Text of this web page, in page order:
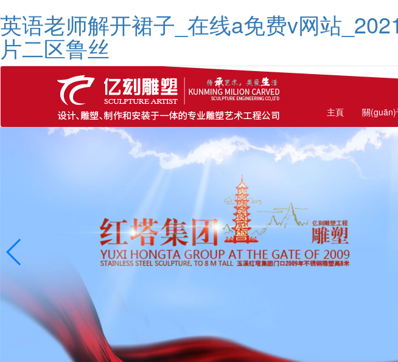
英语老师解开裙子_在线a免费v网站
片二区鲁丝
主頁 關(guān)